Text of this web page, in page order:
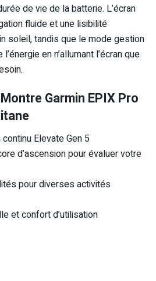
de vie de la batterie. L’écran
fluide et une lisibilité
soleil, tandis que le mode gestion
en n’allumant l’écran que
Garmin EPIX Pro
Elevate Gen 5
d’ascension pour évaluer votre
pour diverses activités
et confort d’utilisation